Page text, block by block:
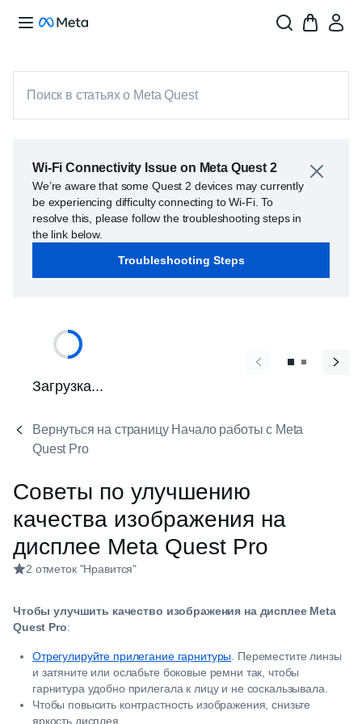
Поиск в статьях о Meta Quest
Wi-Fi Connectivity Issue on Meta Quest 2
We’re aware that some Quest 2 devices may currently
be experiencing difficulty connecting to Wi-Fi. To
resolve this, please follow the troubleshooting steps in
the link below.
Troubleshooting Steps
Вернуться на страницу Начало работы с Meta
Quest Pro
Советы по улучшению
качества изображения на
дисплее Meta Quest Pro
2 отметок "Нравится"
Чтобы улучшить качество изображения на дисплее Meta
Quest Pro:
Отрегулируйте прилегание гарнитуры . Переместите линзы
и затяните или ослабьте боковые ремни так, чтобы
гарнитура удобно прилегала к лицу и не соскальзывала.
Чтобы повысить контрастность изображения, снизьте
яркость дисплея.
Загрузка...